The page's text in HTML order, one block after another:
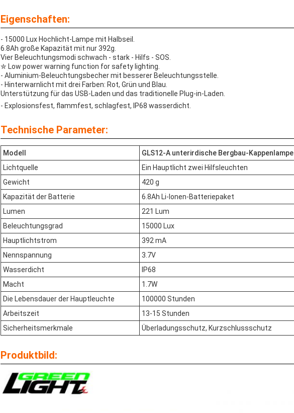
Eigenschaften:
- 15000 Lux Hochlicht-Lampe mit Halbseil.
6.8Ah große Kapazität mit nur 392g.
Vier Beleuchtungsmodi schwach - stark - Hilfs - SOS.
✮ Low power warning function for safety lighting.
- Aluminium-Beleuchtungsbecher mit besserer Beleuchtungsstelle.
- Hinterwarnlicht mit drei Farben: Rot, Grün und Blau.
Unterstützung für das USB-Laden und das traditionelle Plug-in-Laden.
- Explosionsfest, flammfest, schlagfest, IP68 wasserdicht.
Technische Parameter:
Modell
GLS12-A unterirdische Bergbau-Kappenlampe
Lichtquelle
Ein Hauptlicht zwei Hilfsleuchten
Gewicht
420 g
Kapazität der Batterie
6.8Ah Li-Ionen-Batteriepaket
Lumen
221 Lum
Beleuchtungsgrad
15000 Lux
Hauptlichtstrom
392 mA
Nennspannung
3.7V
Wasserdicht
IP68
Macht
1.7W
Die Lebensdauer der Hauptleuchte
100000 Stunden
Arbeitszeit
13-15 Stunden
Sicherheitsmerkmale
Überladungsschutz, Kurzschlussschutz
Produktbild: